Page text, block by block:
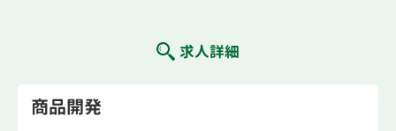
求人詳細
商品開発